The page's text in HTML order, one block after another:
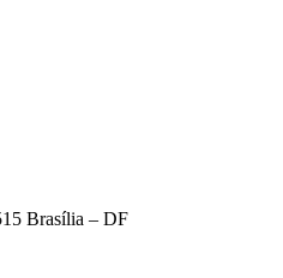
Brasília – DF